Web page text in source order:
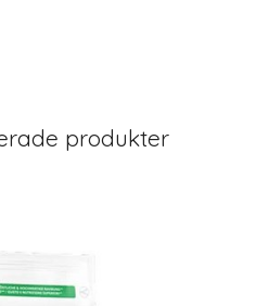
produkter